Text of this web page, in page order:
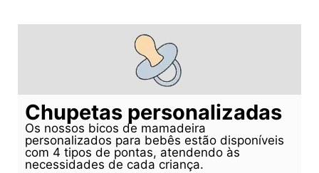
Chupetas personalizadas
Os nossos bicos de mamadeira
personalizados para bebês estão disponíveis
com 4 tipos de pontas, atendendo às
necessidades de cada criança.